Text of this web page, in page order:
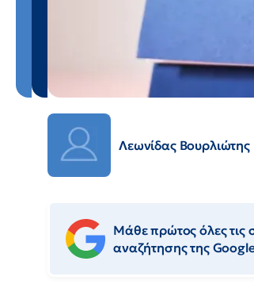
Λεωνίδας Βουρλιώτης
Μάθε πρώτος όλες τις
αναζήτησης της